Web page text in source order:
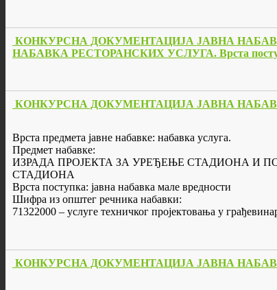
КОНКУРСНА ДОКУМЕНТАЦИЈА ЈАВНА НАБАВКА бр. 3/
НАБАВКА РЕСТОРАНСКИХ УСЛУГА. Врста
КОНКУРСНА ДОКУМЕНТАЦИЈА ЈАВНА
Врста предмета јавне набавке: набавка услуга.
Предмет набавке:
ИЗРАДА ПРОЈЕКТА ЗА УРЕЂЕЊЕ СТАДИОНА И
СТАДИОНА
Врста поступка: јавна набавка мале вредности
Шифра из општег речника набавки:
71322000 – услуге техничког пројектовања у
КОНКУРСНА ДОКУМЕНТАЦИЈА ЈАВНА